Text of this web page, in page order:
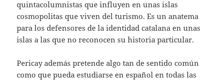
quintacolumnistas que influyen en unas islas
cosmopolitas que viven del turismo. Es un anatema
para los defensores de la identidad catalana en unas
islas a las que no reconocen su historia particular.
Pericay además pretende algo tan de sentido común
como que pueda estudiarse en español en todas las